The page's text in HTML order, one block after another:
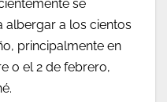
se
a los cientos
principalmente en
o el 2 de febrero,